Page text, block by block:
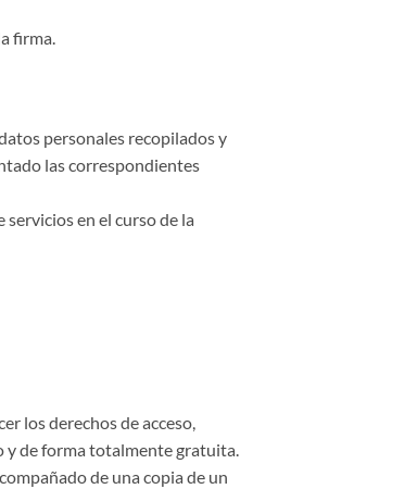
firma.
personales recopilados y
las correspondientes
en el curso de la
los derechos de acceso,
y de forma totalmente gratuita.
de una copia de un